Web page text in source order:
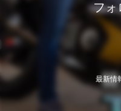
フォ
最新情